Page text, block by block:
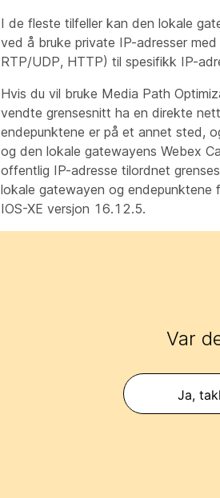
I de fleste tilfeller kan den lokale
ved å bruke private IP-adresser
RTP/UDP, HTTP) til spesifikk IP-
Hvis du vil bruke Media Path
vendte grensesnitt ha en direkte
endepunktene er på et annet sted,
og den lokale gatewayens Webex
offentlig IP-adresse tilordnet
lokale gatewayen og endepunktene
IOS-XE versjon 16.12.5.
Var
Ja,